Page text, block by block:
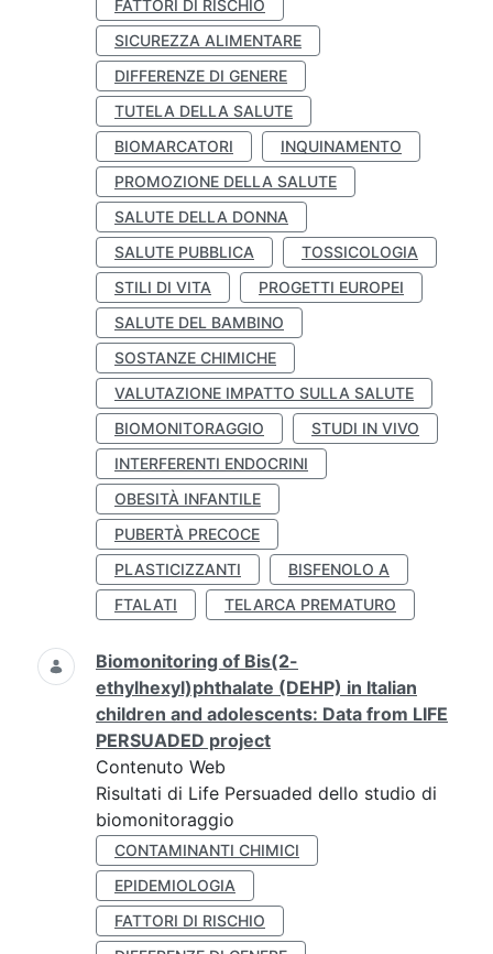
FATTORI DI RISCHIO
SICUREZZA ALIMENTARE
DIFFERENZE DI GENERE
TUTELA DELLA SALUTE
BIOMARCATORI
INQUINAMENTO
PROMOZIONE DELLA SALUTE
SALUTE DELLA DONNA
SALUTE PUBBLICA
TOSSICOLOGIA
STILI DI VITA
PROGETTI EUROPEI
SALUTE DEL BAMBINO
SOSTANZE CHIMICHE
VALUTAZIONE IMPATTO SULLA SALUTE
BIOMONITORAGGIO
STUDI IN VIVO
INTERFERENTI ENDOCRINI
OBESITÀ INFANTILE
PUBERTÀ PRECOCE
PLASTICIZZANTI
BISFENOLO A
FTALATI
TELARCA PREMATURO
Biomonitoring of Bis(2-
ethylhexyl)phthalate (DEHP) in Italian
children and adolescents: Data from LIFE
PERSUADED project
Contenuto Web
Risultati di Life Persuaded dello studio di
biomonitoraggio
CONTAMINANTI CHIMICI
EPIDEMIOLOGIA
FATTORI DI RISCHIO